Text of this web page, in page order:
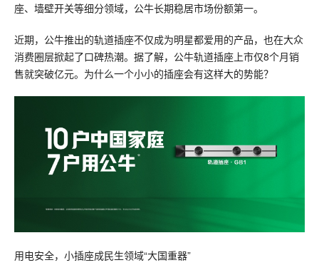
座、墙壁开关等细分领域，公牛长期稳居市场份额第一。
近期，公牛推出的轨道插座不仅成为明星都爱用的产品，也在大众
消费圈层掀起了口碑热潮。据了解，公牛轨道插座上市仅8个月销
售就突破亿元。为什么一个小小的插座会有这样大的势能？
用电安全，小插座成民生领域“大国重器”